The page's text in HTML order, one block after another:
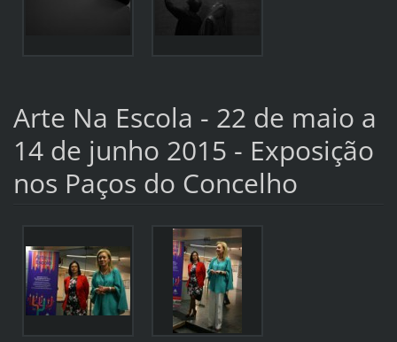
Arte Na Escola - 22 de maio a
14 de junho 2015 - Exposição
nos Paços do Concelho